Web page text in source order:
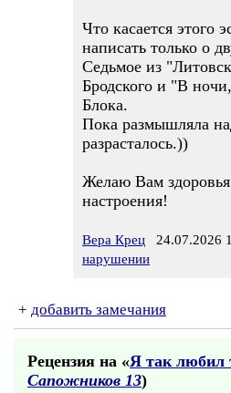
Что касается этого
написать только о
Седьмое из
Бродского и "В
Блока.
Пока размышляла
разрасталось.))
Желаю Вам
настроения!
Вера Крец 24.07.2026
нарушении
+ добавить замечания
Рецензия на «Я так любил
Сапожников 13)